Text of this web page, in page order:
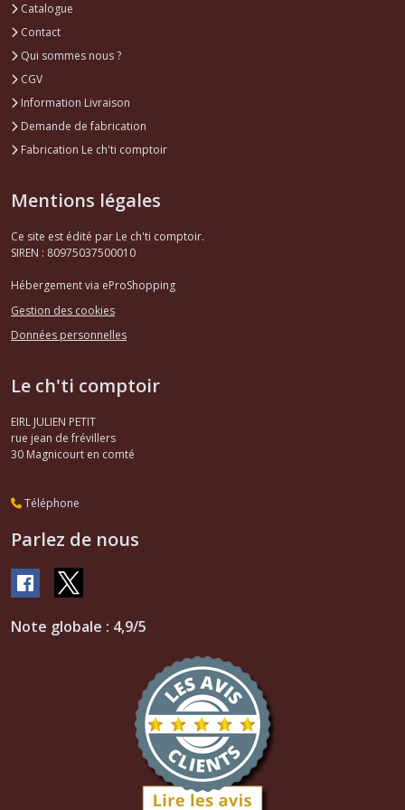
Catalogue
Contact
Qui sommes nous ?
CGV
Information Livraison
Demande de fabrication
Fabrication Le ch'ti comptoir
Mentions légales
Ce site est édité par Le ch'ti comptoir.
SIREN : 80975037500010
Hébergement via eProShopping
Gestion des cookies
Données personnelles
Le ch'ti comptoir
EIRL JULIEN PETIT
rue jean de frévillers
30 Magnicourt en comté
Téléphone
Parlez de nous
Note globale : 4,9/5